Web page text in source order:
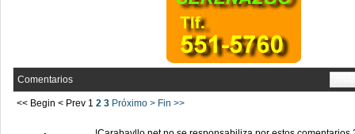
Comentarios
<< Begin < Prev 1 2 3 Próximo > Fin >>